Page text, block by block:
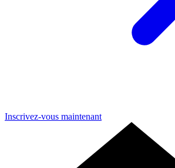
Inscrivez-vous maintenant